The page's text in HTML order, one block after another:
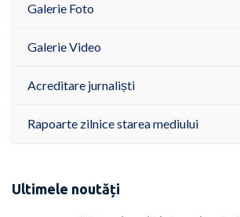
Galerie Foto
Galerie Video
Acreditare jurnaliști
Rapoarte zilnice starea mediului
Ultimele noutăți